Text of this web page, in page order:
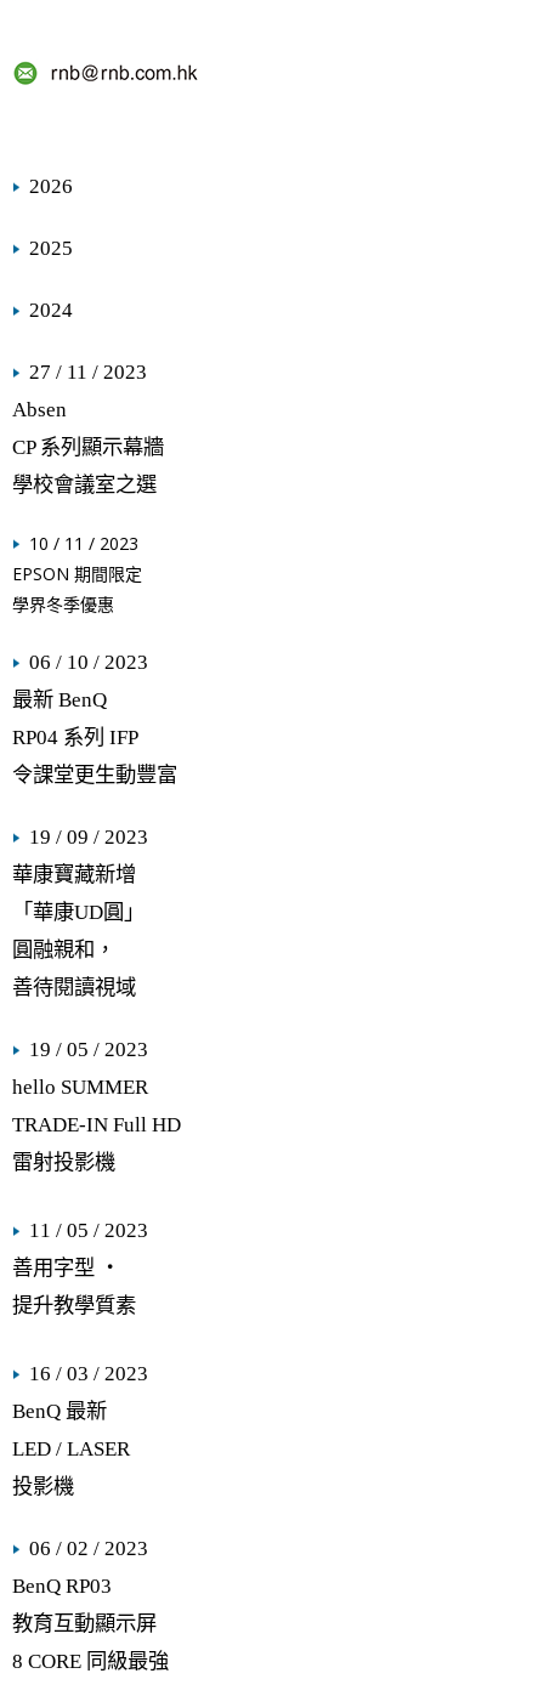
2026
2025
2024
27 / 11 / 2023
Absen
CP 系列顯示幕牆
學校會議室之選
10 / 11 / 2023
EPSON 期間限定
學界冬季優惠
06 / 10 / 2023
最新 BenQ
RP04 系列 IFP
令課堂更生動豐富
19 / 09 / 2023
華康寶藏新增
「華康UD圓」
圓融親和，
善待閱讀視域
19 / 05 / 2023
hello SUMMER
TRADE-IN Full HD
雷射投影機
11 / 05 / 2023
善用字型 ‧
提升教學質素
16 / 03 / 2023
BenQ 最新
LED / LASER
投影機
06 / 02 / 2023
BenQ RP03
教育互動顯示屏
8 CORE 同級最強